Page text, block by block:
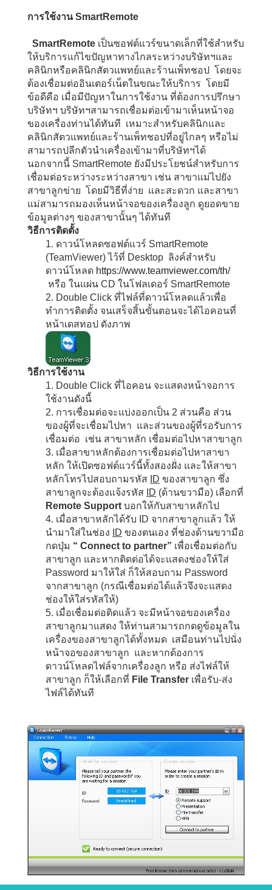
การใช้งานSmartRemote
SmartRemote เป็นซอฟต์แวร์ขนาดเล็กที่ใช้สำหรับ
ให้บริการแก้ไขปัญหาทางไกลระหว่างบริษัทฯและ
คลินิกหรือคลินิกสัตวแพทย์และร้านเพ็ทชอป โดยจะ
ต้องเชื่อมต่ออินเตอร์เน็ตในขณะให้บริการ โดยมี
ข้อดีคือ เมื่อมีปัญหาในการใช้งาน ที่ต้องการปรึกษา
บริษัทฯ บริษัทฯสามารถเชื่อมต่อเข้ามาเห็นหน้าจอ
ของเครื่องท่านได้ทันที เหมาะสำหรับคลินิกและ
คลินิกสัตวแพทย์และร้านเพ็ทชอปที่อยู่ไกลๆ หรือไม่
สามารถปลีกตัวนำเครื่องเข้ามาที่บริษัทฯได้
นอกจากนี้ SmartRemote ยังมีประโยชน์สำหรับการ
เชื่อมต่อระหว่างระหว่างสาขา เช่น สาขาแม่ไปยัง
สาขาลูกข่าย โดยมีวิธีที่ง่าย และสะดวก และสาขา
แม่สามารถมองเห็นหน้าจอของเครื่องลูก ดูยอดขาย
ข้อมูลต่างๆ ของสาขานั้นๆ ได้ทันที
วิธีการติดตั้ง
1. ดาวน์โหลดซอฟต์แวร์ SmartRemote
(TeamViewer) ไว้ที่ Desktop ลิงค์สำหรับ
ดาวน์โหลด https://www.teamviewer.com/th/
หรือ ในแผ่น CD ในโฟลเดอร์ SmartRemote
2. Double Click ที่ไฟล์ที่ดาวน์โหลดแล้วเพื่อ
ทำการติดตั้ง จนเสร็จสิ้นขั้นตอนจะได้ไอคอนที่
หน้าเดสทอป ดังภาพ
วิธีการใช้งาน
1. Double Click ที่ไอคอน จะแสดงหน้าจอการ
ใช้งานดังนี้
2. การเชื่อมต่อจะแบ่งออกเป็น 2 ส่วนคือ ส่วน
ของผู้ที่จะเชื่อมไปหา และส่วนของผู้ที่รอรับการ
เชื่อมต่อ เช่น สาขาหลัก เชื่อมต่อไปหาสาขาลูก
3. เมื่อสาขาหลักต้องการเชื่อมต่อไปหาสาขา
หลัก ให้เปิดซอฟต์แวร์นี้ทั้งสองฝั่ง และให้สาขา
หลักโทรไปสอบถามรหัส ID ของสาขาลูก ซึ่ง
สาขาลูกจะต้องแจ้งรหัส ID (ด้านขวามือ) เลือกที่
Remote Support บอกให้กับสาขาหลักไป
4. เมื่อสาขาหลักได้รับ ID จากสาขาลูกแล้ว ให้
นำมาใส่ในช่อง
ID ของตนเอง ที่ช่องด้านขวามือ
กดปุ่ม “ Connect to partner” เพื่อเชื่อมต่อกับ
สาขาลูก และหากติดต่อได้จะแสดงช่องให้ใส่
Password มาให้ใส่ ก็ให้สอบถาม Password
จากสาขาลูก (กรณีเชื่อมต่อได้แล้วจึงจะแสดง
ช่องให้ใส่รหัสให้)
5. เมื่อเชื่อมต่อติดแล้ว จะมีหน้าจอของเครื่อง
สาขาลูกมาแสดง ให้ท่านสามารถกดดูข้อมูลใน
เครื่องของสาขาลูกได้ทั้งหมด เสมือนท่านไปนั่ง
หน้าจอของสาขาลูก และหากต้องการ
ดาวน์โหลดไฟล์จากเครื่องลูก หรือ ส่งไฟล์ให้
สาขาลูก ก็ให้เลือกที่ File Transfer เพื่อรับ-ส่ง
ไฟล์ได้ทันที